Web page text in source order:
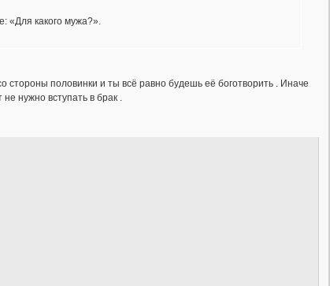
«Для какого мужа?».
стороны половинки и ты всё равно будешь её боготворить . Иначе
нужно вступать в брак .